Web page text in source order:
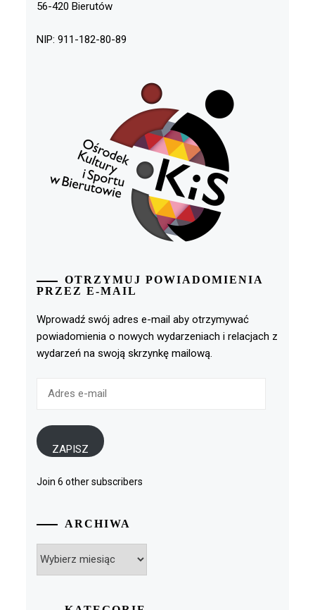
56-420 Bierutów
NIP: 911-182-80-89
OTRZYMUJ POWIADOMIENIA
PRZEZ E-MAIL
Wprowadź swój adres e-mail aby otrzymywać
powiadomienia o nowych wydarzeniach i relacjach z
wydarzeń na swoją skrzynkę mailową.
ZAPISZ
Join 6 other subscribers
ARCHIWA